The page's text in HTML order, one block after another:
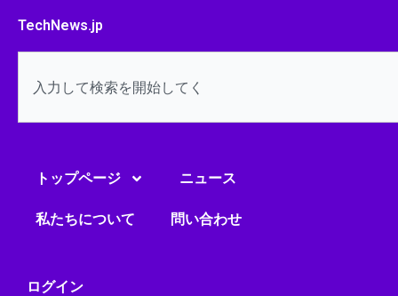
TechNews.jp
トップページ ニュース
私たちについて 問い合わせ
ログイン